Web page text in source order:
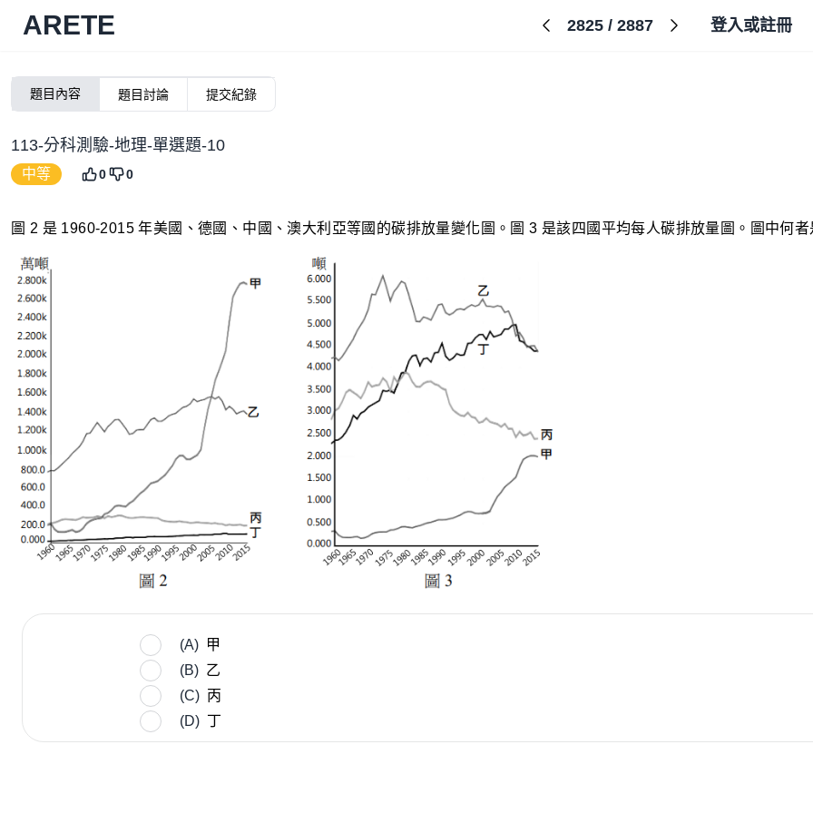
ARETE 2825/ 2887 登入或註冊
題目內容 題目討論 提交紀錄
113-分科測驗-地理-單選題-10
中等 0 0
圖 2 是 1960-2015 年美國、德國、中國、澳大利亞等國的碳排放量變化圖。圖 3 是該四國平均每人碳排放量圖。圖中何者
(A) 甲
(B) 乙
(C) 丙
(D) 丁